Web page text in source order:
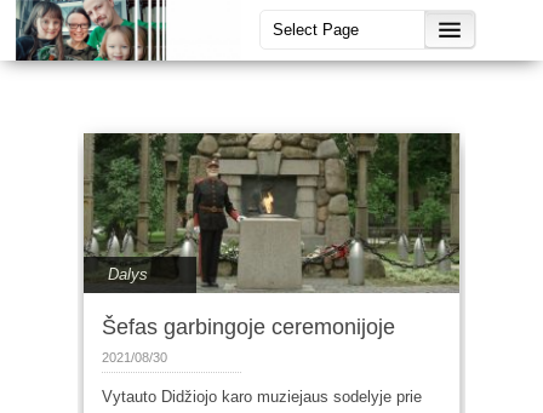
Dalys
Šefas garbingoje ceremonijoje
2021/08/30
Vytauto Didžiojo karo muziejaus sodelyje prie